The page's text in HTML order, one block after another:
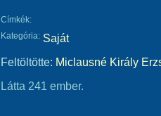
Címkék:
Kategória: Saját
Feltöltötte: Miclausné Király
Látta 241 ember.